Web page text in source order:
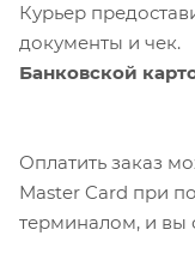
Курьер
документы и чек.
Банковской
Оплатить заказ
Master Card при
терминалом, и вы